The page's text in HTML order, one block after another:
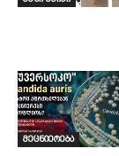
მეცნიერება